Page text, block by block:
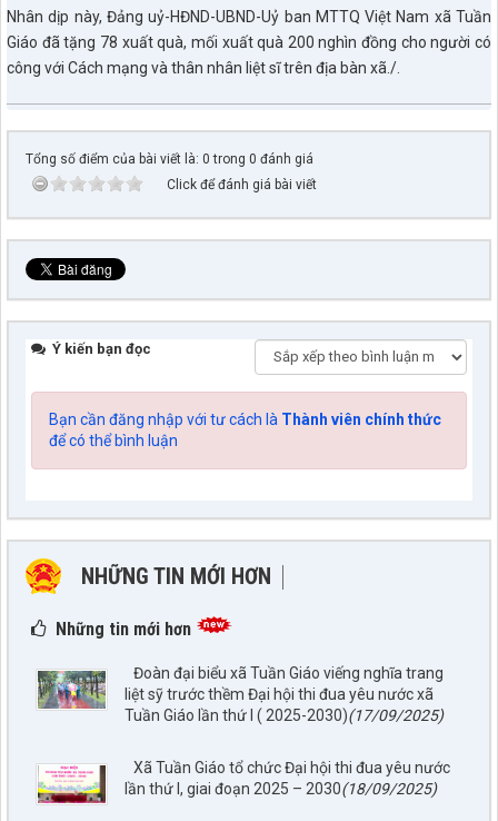
Nhân dịp này, Đảng uỷ-HĐND-UBND-Uỷ ban MTTQ Việt Nam xã Tuần
Giáo đã tặng 78 xuất quà, mối xuất quà 200 nghìn đồng cho người có
công với Cách mạng và thân nhân liệt sĩ trên địa bàn xã./.
Tổng số điểm của bài viết là: 0 trong 0 đánh giá
Click để đánh giá bài viết
Ý kiến bạn đọc
Bạn cần đăng nhập với tư cách là Thành viên chính thức
để có thể bình luận
NHỮNG TIN MỚI HƠN
NHỮNG TIN CŨ HƠN
Những tin mới hơn
Đoàn đại biểu xã Tuần Giáo viếng nghĩa trang
liệt sỹ trước thềm Đại hội thi đua yêu nước xã
Tuần Giáo lần thứ I ( 2025-2030)(17/09/2025)
Xã Tuần Giáo tổ chức Đại hội thi đua yêu nước
lần thứ I, giai đoạn 2025 – 2030(18/09/2025)